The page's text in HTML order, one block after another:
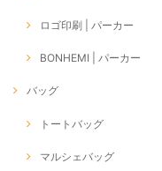
ロゴ印刷 | パーカー
BONHEMI | パーカー
バッグ
トートバッグ
マルシェバッグ